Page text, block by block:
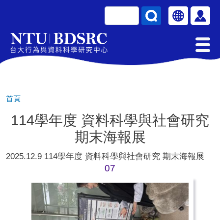
移至主內容
Select your
使用
首頁
114學年度 資料科學與社會研究
期末海報展
2025.12.9 114學年度 資料科學與社會研究 期末海報展
07